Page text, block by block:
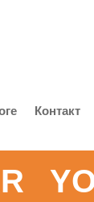
Контакт